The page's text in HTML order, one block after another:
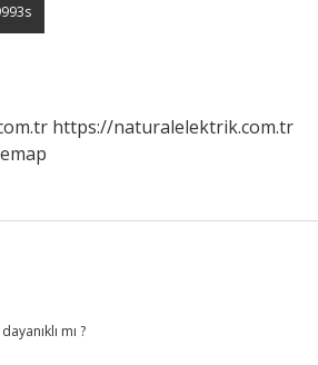
https://naturalelektrik.com.tr
mı ?